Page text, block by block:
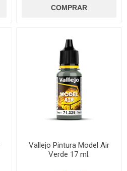
Vallejo Pintura Model Air
Verde 17 ml.